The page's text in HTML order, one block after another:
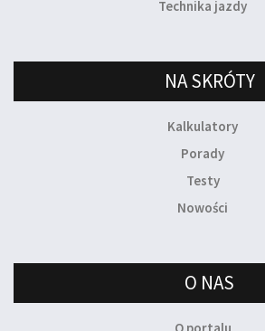
Technika jazdy
NA SKRÓTY
Kalkulatory
Porady
Testy
Nowości
O NAS